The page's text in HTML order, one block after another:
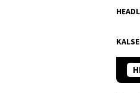
Juta untuk 195 Santri